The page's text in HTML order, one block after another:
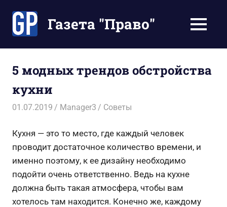
содержимомуГазета "Право"
Ваше
время
МЕНЮ
5 модных трендов обстройства
кухни
01.07.2019 Manager3 Советы
Кухня — это то место, где каждый человек
проводит достаточное количество времени, и
именно поэтому, к ее дизайну необходимо
подойти очень ответственно. Ведь на кухне
должна быть такая атмосфера, чтобы вам
хотелось там находится. Конечно же, каждому